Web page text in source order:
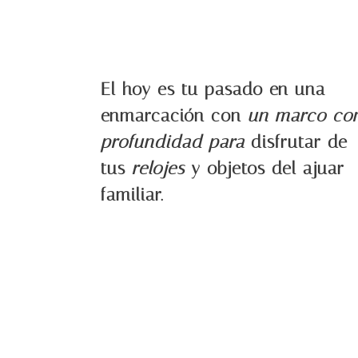
El hoy es tu pasado en una
enmarcación con un marco
profundidad para disfrutar de
tusrelojesy objetos del ajuar
familiar.